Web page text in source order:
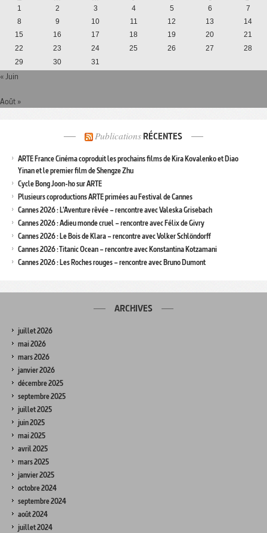
1 2 3 4 5 6
7
8
9 10 11 12 13
14
15
16 17 18 19 20
21
22
23 24 25 26 27
28
29
30 31
« Juin
Août »
Publications RÉCENTES
ARTE France Cinéma coproduit les prochains films de Kira Kovalenko et Diao
Yinan et le premier film de Shengze Zhu
Cycle Bong Joon-ho sur ARTE
Plusieurs coproductions ARTE primées au Festival de Cannes
Cannes 2026 : L’Aventure rêvée – rencontre avec Valeska Grisebach
Cannes 2026 : Adieu monde cruel – rencontre avec Félix de Givry
Cannes 2026 : Le Bois de Klara – rencontre avec Volker Schlöndorff
Cannes 2026 : Titanic Ocean – rencontre avec Konstantina Kotzamani
Cannes 2026 : Les Roches rouges – rencontre avec Bruno Dumont
ARCHIVES
juillet 2026
mai 2026
mars 2026
janvier 2026
décembre 2025
septembre 2025
juillet 2025
juin 2025
mai 2025
avril 2025
mars 2025
janvier 2025
octobre 2024
septembre 2024
août 2024
juillet 2024